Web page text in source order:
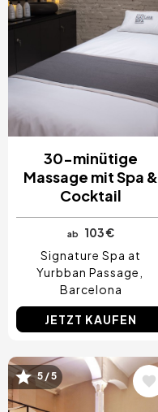
30-minütige
Massage mit Spa &
Cocktail
ab
103 €
Signature Spa at
Yurbban Passage
Barcelona
JETZT KAUFEN
Bild5 / 5